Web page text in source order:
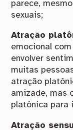
parece,
sexuais;
Atração
emocional
envolver
muitas
atração
amizade, mas
platônica para
Atração